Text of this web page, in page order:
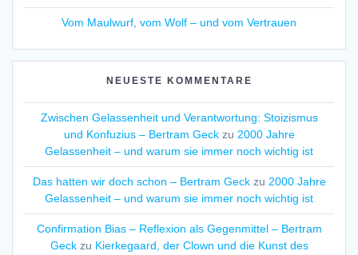
Vom Maulwurf, vom Wolf – und vom Vertrauen
NEUESTE KOMMENTARE
Zwischen Gelassenheit und Verantwortung: Stoizismus
und Konfuzius – Bertram Geckzu 2000 Jahre
Gelassenheit – und warum sie immer noch wichtig ist
Das hatten wir doch schon – Bertram Geckzu 2000 Jahre
Gelassenheit – und warum sie immer noch wichtig ist
Confirmation Bias – Reflexion als Gegenmittel – Bertram
Geckzu Kierkegaard, der Clown und die Kunst des